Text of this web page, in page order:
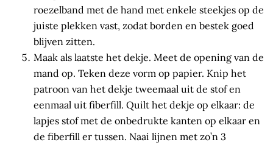
roezelband met de hand met enkele steekjes op de
juiste plekken vast, zodat borden en bestek goed
blijven zitten.
Maak als laatste het dekje. Meet de opening van de
mand op. Teken deze vorm op papier. Knip het
patroon van het dekje tweemaal uit de stof en
eenmaal uit fiberfill. Quilt het dekje op elkaar: de
lapjes stof met de onbedrukte kanten op elkaar en
de fiberfill er tussen. Naai lijnen met zo’n 3